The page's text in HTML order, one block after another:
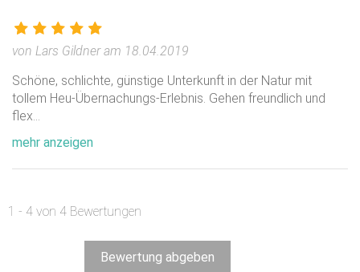
von Lars Gildner am 18.04.2019
Schöne, schlichte, günstige Unterkunft in der Natur mit
tollem Heu-Übernachungs-Erlebnis. Gehen freundlich und
flex
mehr anzeigen
1 - 4 von 4 Bewertungen
Bewertung abgeben